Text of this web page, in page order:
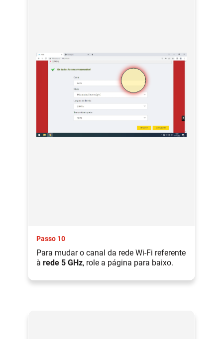
Passo 10
Para mudar o canal da rede Wi-Fi referente
à rede 5 GHz, role a página para baixo.